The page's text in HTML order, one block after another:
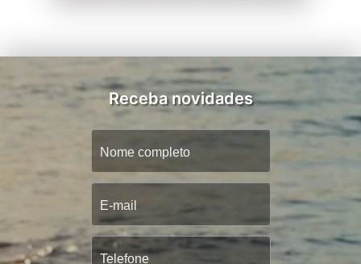
Receba novidades